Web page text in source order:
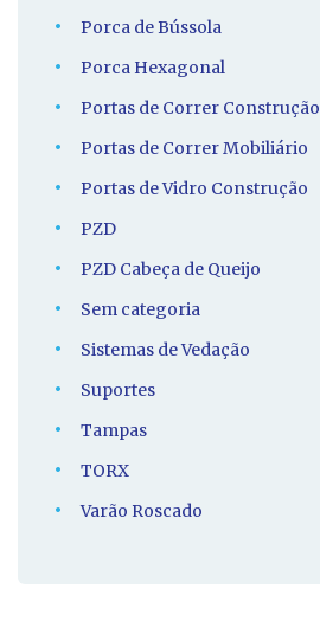
Porca de Bússola
Porca Hexagonal
Portas de Correr Construção
Portas de Correr Mobiliário
Portas de Vidro Construção
PZD
PZD Cabeça de Queijo
Sem categoria
Sistemas de Vedação
Suportes
Tampas
TORX
Varão Roscado